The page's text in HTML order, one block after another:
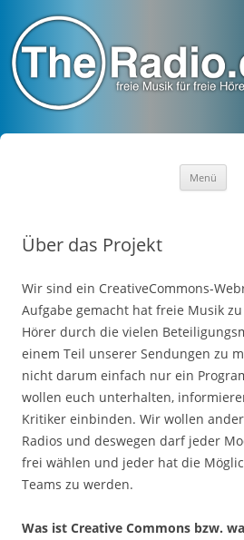
Menü
Über das Projekt
Wir sind ein CreativeCommons-
Aufgabe gemacht hat freie Musik
Hörer durch die vielen
einem Teil unserer Sendungen zu
nicht darum einfach nur ein
wollen euch unterhalten,
Kritiker einbinden. Wir wollen
Radios und deswegen darf jeder
frei wählen und jeder hat die
Teams zu werden.
Was ist Creative Commons bzw.